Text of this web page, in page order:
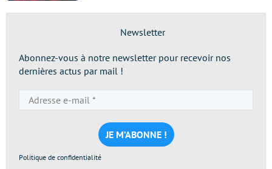
Newsletter
Abonnez-vous à notre newsletter pour recevoir nos
dernières actus par mail !
e-
mail
*
Politique de confidentialité